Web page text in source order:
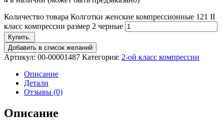
Количество товара Колготки женские компрессионные 121 II
класс компрессии размер 2 черные
Купить.
Добавить в список желаний
Артикул: 00-00001487 Категория: 2-ой класс компрессии
Описание
Детали
Отзывы (0)
Описание